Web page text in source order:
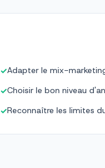
✓Adapter le mix-
✓Choisir le bon niveau
✓Reconnaître les limites